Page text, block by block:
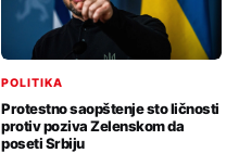
POLITIKA
Protestno saopštenje sto ličnosti
protiv poziva Zelenskom da
poseti Srbiju